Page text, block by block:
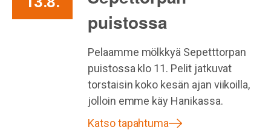
puistossa
Pelaamme mölkkyä Sepetttorpan
puistossa klo 11. Pelit jatkuvat
torstaisin koko kesän ajan viikoilla,
jolloin emme käy Hanikassa.
Katso tapahtuma